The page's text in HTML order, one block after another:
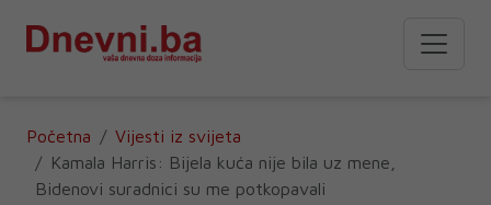
Početna
Vijesti iz svijeta
Kamala Harris: Bijela kuća nije bila uz mene,
Bidenovi suradnici su me potkopavali